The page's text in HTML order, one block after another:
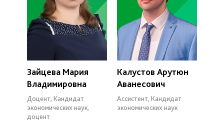
Зайцева Мария
Владимировна
Доцент, Кандидат
экономических наук,
доцент
Калустов Арутюн
Аванесович
Ассистент, Кандидат
экономических наук